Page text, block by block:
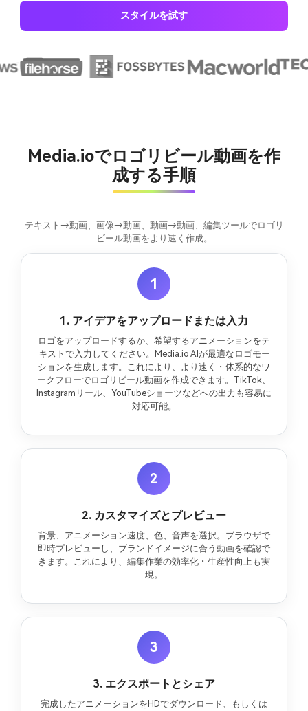
スタイルを試す
Media.ioでロゴリビール動画を作
成する手順
テキスト→動画、画像→動画、動画→動画、編集ツールでロゴリ
ビール動画をより速く作成。
1
1. アイデアをアップロードまたは入力
ロゴをアップロードするか、希望するアニメーションをテ
キストで入力してください。Media.io AIが最適なロゴモー
ションを生成します。これにより、より速く・体系的なワ
ークフローでロゴリビール動画を作成できます。TikTok、
Instagramリール、YouTubeショーツなどへの出力も容易に
対応可能。
2
2. カスタマイズとプレビュー
背景、アニメーション速度、色、音声を選択。ブラウザで
即時プレビューし、ブランドイメージに合う動画を確認で
きます。これにより、編集作業の効率化・生産性向上も実
現。
3
3. エクスポートとシェア
完成したアニメーションをHDでダウンロード、もしくは